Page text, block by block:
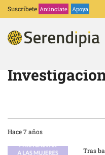
Suscríbete Anúnciate Apoya
Hace 7 años
Tras